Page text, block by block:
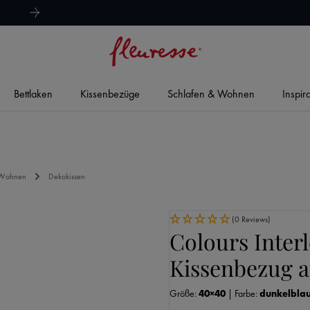
Bettlaken Kissenbezüge Schlafen & Wohnen
Dekokissen
(0 Reviews)
Colours
Kissenbezug
Größe: 40×40 | Farbe: